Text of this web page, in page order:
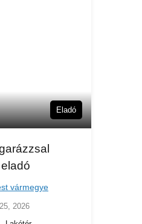
Eladó
vármegye
2026